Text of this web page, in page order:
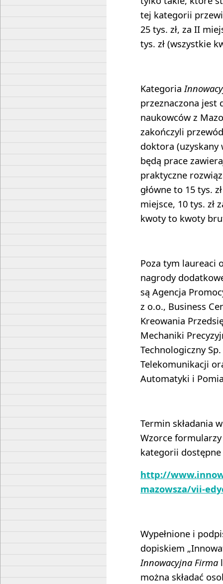
tej kategorii
25 tys. zł, za II
tys. zł (wszystkie
Kategoria
przeznaczona jest
naukowców z
zakończyli
doktora (uzyskany
będą prace
praktyczne
główne to 15 tys.
miejsce, 10 tys. zł
kwoty to kwoty
Poza tym laureaci
nagrody
są Agencja
z o.o., Business
Kreowania
Mechaniki
Technologiczny
Telekomunikacji
Automatyki i
Termin składania
Wzorce
kategorii
http://
mazowsza/vii-
Wypełnione i
dopiskiem
Innowacyjna Firma
można składać